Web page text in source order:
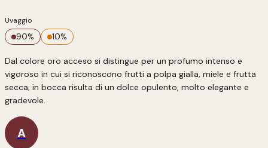
Uvaggio
90% 10%
Dal colore oro acceso si distingue per un profumo intenso e
vigoroso in cui si riconoscono frutti a polpa gialla, miele e frutta
secca; in bocca risulta di un dolce opulento, molto elegante e
gradevole.
A